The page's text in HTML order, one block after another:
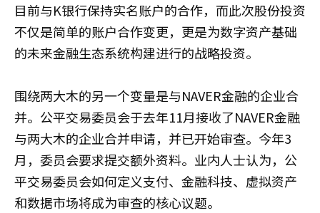
目前与K银行保持实名账户的合作，而此次股份投资
不仅是简单的账户合作变更，更是为数字资产基础
的未来金融生态系统构建进行的战略投资。
围绕两大木的另一个变量是与NAVER金融的企业合
并。公平交易委员会于去年11月接收了NAVER金融
与两大木的企业合并申请，并已开始审查。今年3
月，委员会要求提交额外资料。业内人士认为，公
平交易委员会如何定义支付、金融科技、虚拟资产
和数据市场将成为审查的核心议题。